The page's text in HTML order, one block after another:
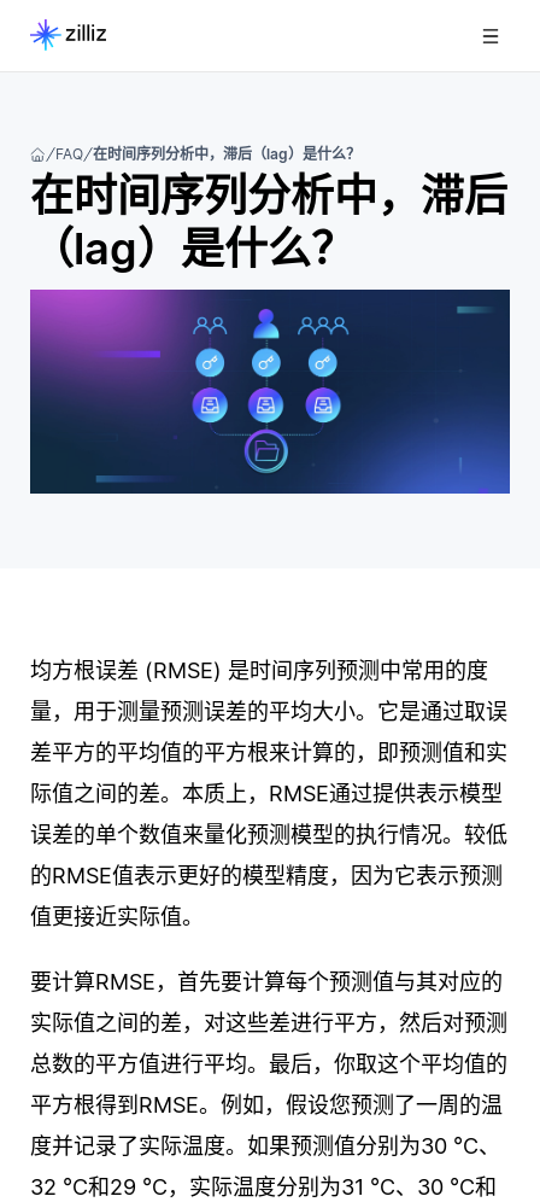
FAQ 在时间序列分析中，滞后（lag）是什么？
在时间序列分析中，滞后
（lag）是什么？
均方根误差 (RMSE) 是时间序列预测中常用的度
量，用于测量预测误差的平均大小。它是通过取误
差平方的平均值的平方根来计算的，即预测值和实
际值之间的差。本质上，RMSE通过提供表示模型
误差的单个数值来量化预测模型的执行情况。较低
的RMSE值表示更好的模型精度，因为它表示预测
值更接近实际值。
要计算RMSE，首先要计算每个预测值与其对应的
实际值之间的差，对这些差进行平方，然后对预测
总数的平方值进行平均。最后，你取这个平均值的
平方根得到RMSE。例如，假设您预测了一周的温
度并记录了实际温度。如果预测值分别为30 °C、
32 °C和29 °C，实际温度分别为31 °C、30 °C和